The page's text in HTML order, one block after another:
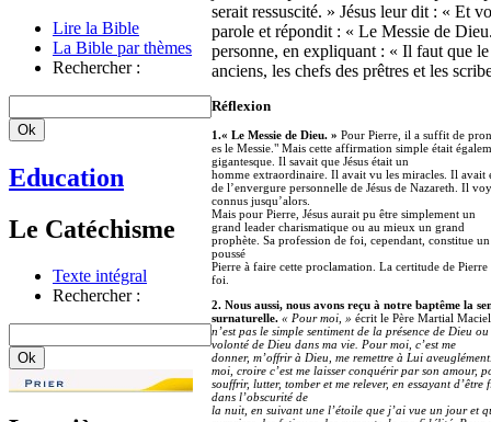
Lire la Bible
La Bible par thèmes
Rechercher :
Education
Le Catéchisme
Texte intégral
Rechercher :
serait ressuscité. » Jésus leur dit : « Et
parole et répondit : « Le Messie de
personne, en expliquant : « Il faut que
anciens, les chefs des prêtres et les
Réflexion
1.« Le Messie de Dieu. » Pour Pierre, il a suffit de
es le Messie." Mais cette affirmation simple était
gigantesque. Il savait que Jésus était un
homme extraordinaire. Il avait vu les miracles. Il avait
de l’envergure personnelle de Jésus de Nazareth. Il
connus jusqu’alors.
Mais pour Pierre, Jésus aurait pu être simplement un
grand leader charismatique ou au mieux un grand
prophète. Sa profession de foi, cependant, constitue
poussé
Pierre à faire cette proclamation. La certitude de
foi.
2. Nous aussi, nous avons reçu à notre baptême la
surnaturelle. « Pour moi, » écrit le Père Martial
n’est pas le simple sentiment de la présence de Dieu
volonté de Dieu dans ma vie. Pour moi, c’est me
donner, m’offrir à Dieu, me remettre à Lui
moi, croire c’est me laisser conquérir par son amour,
souffrir, lutter, tomber et me relever, en essayant
dans l’obscurité de
la nuit, en suivant une l’étoile que j’ai vue un jour et